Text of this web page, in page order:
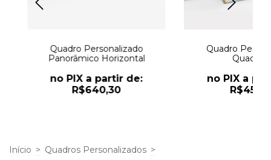
Quadro Personalizado
Panorâmico Horizontal
no PIX a partir de:
R$640,30
Quadro
no PIX a
Início > Quadros Personalizados >